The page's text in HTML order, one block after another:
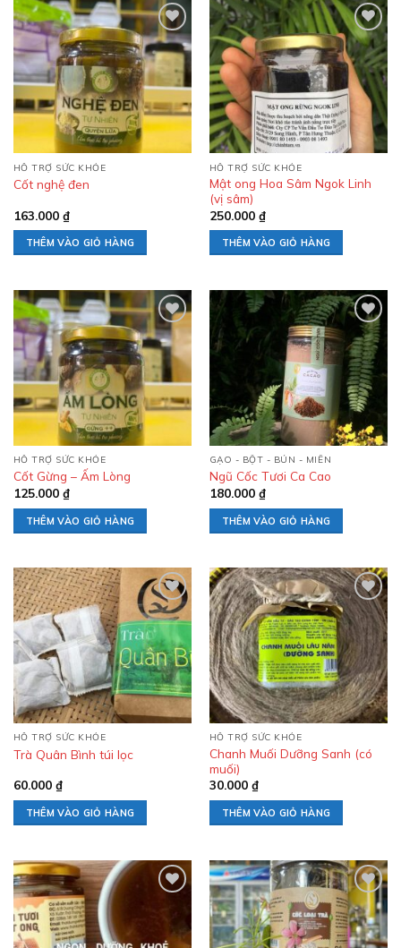
Add to
wishlist
HỖ TRỢ SỨC KHỎE
Cốt nghệ đen
163.000 ₫
THÊM VÀO GIỎ HÀNG
Add to
wishlist
HỖ TRỢ SỨC KHỎE
Mật ong Hoa Sâm Ngok Linh
(vị sâm)
250.000 ₫
THÊM VÀO GIỎ HÀNG
Add to
wishlist
HỖ TRỢ SỨC KHỎE
Cốt Gừng – Ấm Lòng
125.000 ₫
THÊM VÀO GIỎ HÀNG
Add to
wishlist
GẠO - BỘT - BÚN - MIẾN
Ngũ Cốc Tươi Ca Cao
180.000 ₫
THÊM VÀO GIỎ HÀNG
Add to
wishlist
HỖ TRỢ SỨC KHỎE
Trà Quân Bình túi lọc
60.000 ₫
THÊM VÀO GIỎ HÀNG
Add to
wishlist
HỖ TRỢ SỨC KHỎE
Chanh Muối Dưỡng Sanh (có
muối)
30.000 ₫
THÊM VÀO GIỎ HÀNG
wishlist
Add to
wishlist